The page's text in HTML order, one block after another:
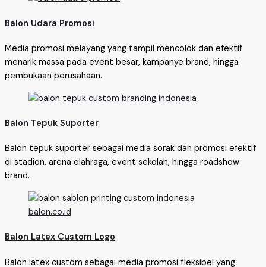
Balon Udara Promosi
Media promosi melayang yang tampil mencolok dan efektif
menarik massa pada event besar, kampanye brand, hingga
pembukaan perusahaan.
Balon Tepuk Suporter
Balon tepuk suporter sebagai media sorak dan promosi efektif
di stadion, arena olahraga, event sekolah, hingga roadshow
brand.
Balon Latex Custom Logo
Balon latex custom sebagai media promosi fleksibel yang